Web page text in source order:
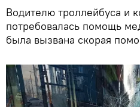
Водителю троллейбуса и
потребовалась помощь
была вызвана скорая